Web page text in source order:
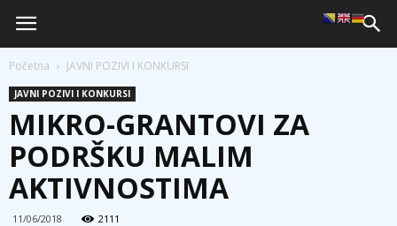
Početna JAVNI POZIVI I KONKURSI
JAVNI POZIVI I KONKURSI
MIKRO-GRANTOVI ZA
PODRŠKU MALIM
AKTIVNOSTIMA
11/06/2018 2111